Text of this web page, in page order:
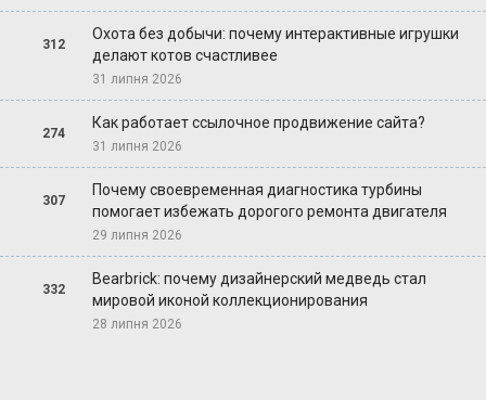
312
Охота без добычи: почему интерактивные игрушки
делают котов счастливее
31 липня 2026
274
Как работает ссылочное продвижение сайта?
31 липня 2026
307
Почему своевременная диагностика турбины
помогает избежать дорогого ремонта двигателя
29 липня 2026
332
Bearbrick: почему дизайнерский медведь стал
мировой иконой коллекционирования
28 липня 2026